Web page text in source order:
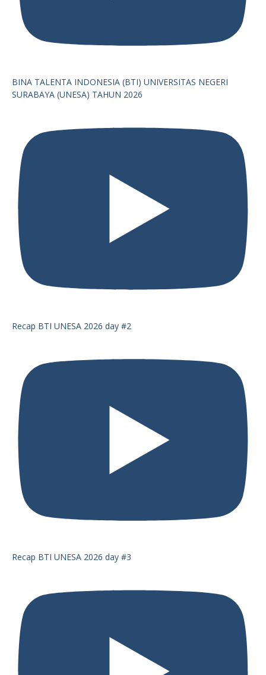
BINA TALENTA INDONESIA (BTI) UNIVERSITAS NEGERI
SURABAYA (UNESA) TAHUN 2026
Recap BTI UNESA 2026 day #2
Recap BTI UNESA 2026 day #3